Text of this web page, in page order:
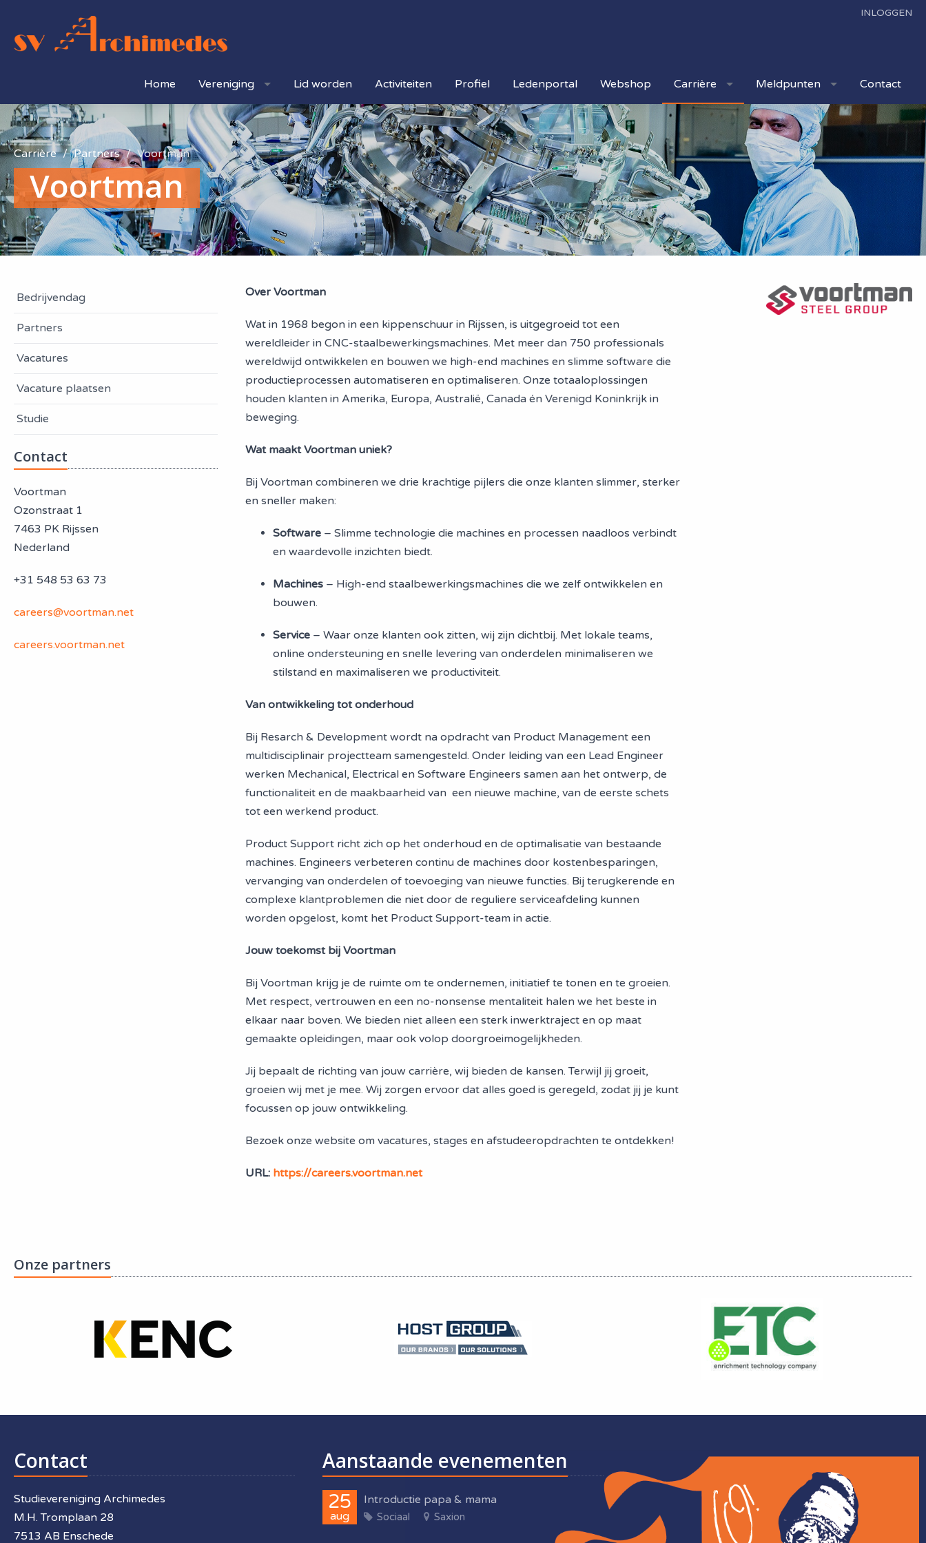
INLOGGEN
Home Vereniging Lid worden Activiteiten Profiel Ledenportal Webshop Carrière Meldpunten Contact
Carrière Partners Voortman
Voortman
Bedrijvendag
Partners
Vacatures
Vacature plaatsen
Studie
Contact
Voortman
Ozonstraat 1
7463 PK Rijssen
Nederland
+31 548 53 63 73
careers@voortman.net
careers.voortman.net
Over Voortman
Wat in 1968 begon in een kippenschuur in Rijssen, is uitgegroeid tot een
wereldleider in CNC-staalbewerkingsmachines. Met meer dan 750 professionals
wereldwijd ontwikkelen en bouwen we high-end machines en slimme software die
productieprocessen automatiseren en optimaliseren. Onze totaaloplossingen
houden klanten in Amerika, Europa, Australië, Canada én Verenigd Koninkrijk in
beweging.
Wat maakt Voortman uniek?
Bij Voortman combineren we drie krachtige pijlers die onze klanten slimmer, sterker
en sneller maken:
Software – Slimme technologie die machines en processen naadloos verbindt
en waardevolle inzichten biedt.
Machines – High-end staalbewerkingsmachines die we zelf ontwikkelen en
bouwen.
Service – Waar onze klanten ook zitten, wij zijn dichtbij. Met lokale teams,
online ondersteuning en snelle levering van onderdelen minimaliseren we
stilstand en maximaliseren we productiviteit.
Van ontwikkeling tot onderhoud
Bij Resarch & Development wordt na opdracht van Product Management een
multidisciplinair projectteam samengesteld. Onder leiding van een Lead Engineer
werken Mechanical, Electrical en Software Engineers samen aan het ontwerp, de
functionaliteit en de maakbaarheid van een nieuwe machine, van de eerste schets
tot een werkend product.
Product Support richt zich op het onderhoud en de optimalisatie van bestaande
machines. Engineers verbeteren continu de machines door kostenbesparingen,
vervanging van onderdelen of toevoeging van nieuwe functies. Bij terugkerende en
complexe klantproblemen die niet door de reguliere serviceafdeling kunnen
worden opgelost, komt het Product Support-team in actie.
Jouw toekomst bij Voortman
Bij Voortman krijg je de ruimte om te ondernemen, initiatief te tonen en te groeien.
Met respect, vertrouwen en een no-nonsense mentaliteit halen we het beste in
elkaar naar boven. We bieden niet alleen een sterk inwerktraject en op maat
gemaakte opleidingen, maar ook volop doorgroeimogelijkheden.
Jij bepaalt de richting van jouw carrière, wij bieden de kansen. Terwijl jij groeit,
groeien wij met je mee. Wij zorgen ervoor dat alles goed is geregeld, zodat jij je kunt
focussen op jouw ontwikkeling.
Bezoek onze website om vacatures, stages en afstudeeropdrachten te ontdekken!
URL: https://careers.voortman.net
Onze partners
Contact
Studievereniging Archimedes
M.H. Tromplaan 28
7513 AB Enschede
Aanstaande evenementen
25
aug
Introductie papa & mama
Sociaal Saxion